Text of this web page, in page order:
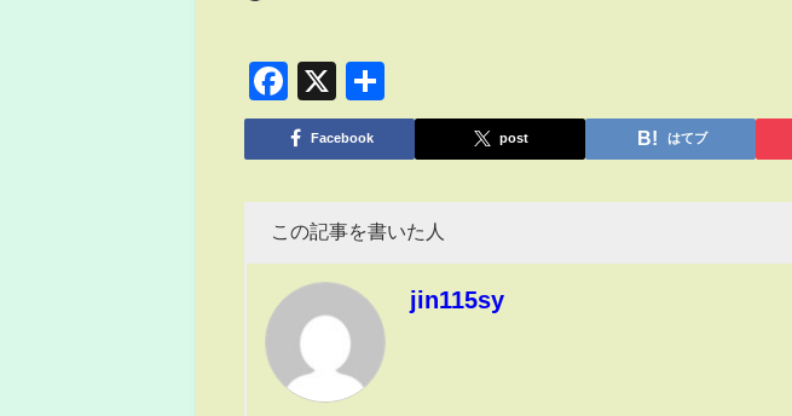
Facebook
X
有
Facebook post はてブ
この記事を書いた人
jin115sy